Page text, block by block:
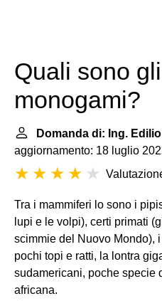
Quali sono
monogami?
Domanda di: Ing.
aggiornamento: 18 luglio
Tra i mammiferi lo sono i
lupi e le volpi), certi primati
scimmie del Nuovo Mondo),
pochi topi e ratti, la lontra
sudamericani, poche specie
africana.